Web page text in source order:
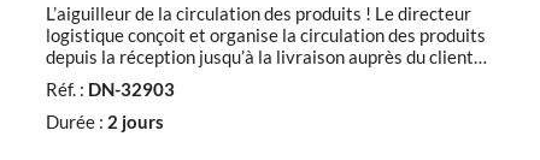
L’aiguilleur de la circulation des produits ! Le directeur
logistique conçoit et organise la circulation des produits
depuis la réception jusqu’à la livraison auprès du client
final. En contact permanent avec les commerciaux, la
direction et les transporteurs, son rôle est de recevoir,
de stocker et d’expédier. Dans un souci constant
Réf. : DN-32903
Durée : 2 jours